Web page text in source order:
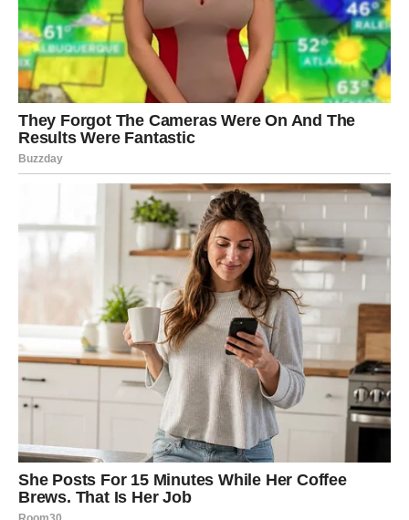
Pred vama su veoma posebni trenuci.
RIBE
Ribe ulaze u veoma emotivan i intuitivan period.
Osjećaj koji imate prema jednoj osobi pokazat će se
potpuno tačnim.
Duša već zna ono što razum tek otkriva
Pred vama su trenuci puni važnih spoznaja.
Sudbina ovih dana mnogim znakovima Zodijaka otkriva
skrivene istine i šalje važne poruke, ali posebno bi oprez
trebali imati Rakovi, Lavovi i Vodolije kojima univerzum
pokušava pokazati ono što su dugo odbijali vidjeti.
Ovo je period tokom kojeg zvijezde jasno poručuju da
istina uvijek pronađe način da izađe na vidjelo — čak i
onda kada nas potpuno iznenadi.